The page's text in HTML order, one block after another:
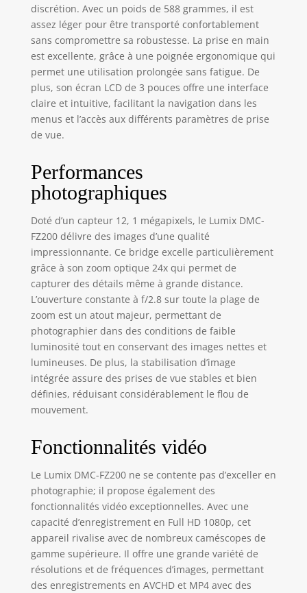
discrétion. Avec un poids de 588 grammes, il est
assez léger pour être transporté confortablement
sans compromettre sa robustesse. La prise en main
est excellente, grâce à une poignée ergonomique qui
permet une utilisation prolongée sans fatigue. De
plus, son écran LCD de 3 pouces offre une interface
claire et intuitive, facilitant la navigation dans les
menus et l’accès aux différents paramètres de prise
de vue.
Performances
photographiques
Doté d’un capteur 12, 1 mégapixels, le Lumix DMC-
FZ200 délivre des images d’une qualité
impressionnante. Ce bridge excelle particulièrement
grâce à son zoom optique 24x qui permet de
capturer des détails même à grande distance.
L’ouverture constante à f/2.8 sur toute la plage de
zoom est un atout majeur, permettant de
photographier dans des conditions de faible
luminosité tout en conservant des images nettes et
lumineuses. De plus, la stabilisation d’image
intégrée assure des prises de vue stables et bien
définies, réduisant considérablement le flou de
mouvement.
Fonctionnalités vidéo
Le Lumix DMC-FZ200 ne se contente pas d’exceller en
photographie; il propose également des
fonctionnalités vidéo exceptionnelles. Avec une
capacité d’enregistrement en Full HD 1080p, cet
appareil rivalise avec de nombreux caméscopes de
gamme supérieure. Il offre une grande variété de
résolutions et de fréquences d’images, permettant
des enregistrements en AVCHD et MP4 avec des